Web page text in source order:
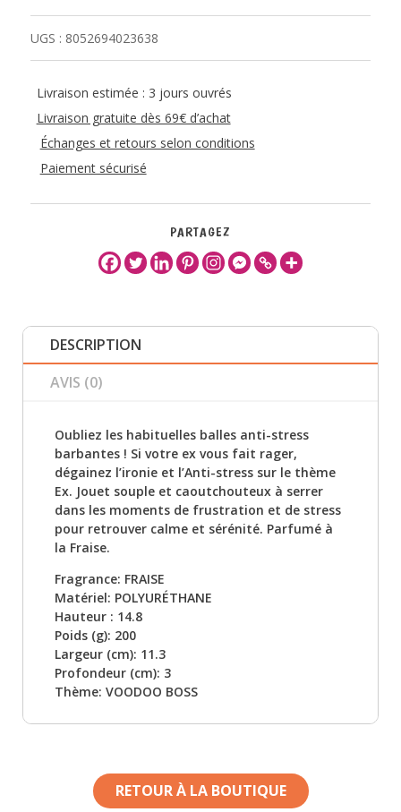
UGS : 8052694023638
Livraison estimée : 3 jours ouvrés
Livraison gratuite dès 69€ d’achat
Échanges et retours selon conditions
Paiement sécurisé
PARTAGEZ
DESCRIPTION
AVIS (0)
Oubliez les habituelles balles anti-stress
barbantes ! Si votre ex vous fait rager,
dégainez l’ironie et l’Anti-stress sur le thème
Ex. Jouet souple et caoutchouteux à serrer
dans les moments de frustration et de stress
pour retrouver calme et sérénité. Parfumé à
la Fraise.
Fragrance: FRAISE
Matériel: POLYURÉTHANE
Hauteur : 14.8
Poids (g): 200
Largeur (cm): 11.3
Profondeur (cm): 3
Thème: VOODOO BOSS
RETOUR À LA BOUTIQUE